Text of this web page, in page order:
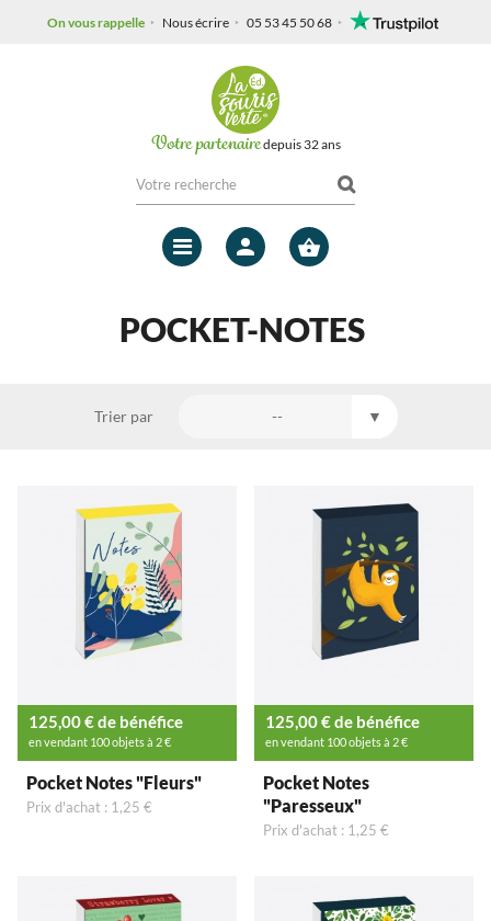
On vous rappelle Nous écrire 05 53 45 50 68
Votre partenairedepuis 32 ans
Mon
POCKET-NOTES
Trier par --
Pocket Notes "Fleurs"
125,00 € de bénéfice
en vendant 100 objets à 2 €
Prix d'achat : 1,25 €
Pocket Notes
"Paresseux"
125,00 € de bénéfice
en vendant 100 objets à 2 €
Prix d'achat : 1,25 €